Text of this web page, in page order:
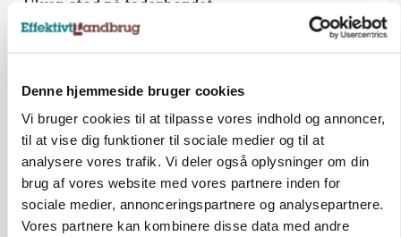
Denne hjemmeside bruger cookies
Vi bruger cookies til at tilpasse vores indhold og annoncer,
til at vise dig funktioner til sociale medier og til at
analysere vores trafik. Vi deler også oplysninger om din
brug af vores website med vores partnere inden for
sociale medier, annonceringspartnere og analysepartnere.
Vores partnere kan kombinere disse data med andre
Ulven stod på foderbordet
Det er en uskik at udlægge et røgslør om
økoproduktion
Annonce
Loading...